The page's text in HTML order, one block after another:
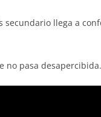
llega a
no pasa desapercibida.